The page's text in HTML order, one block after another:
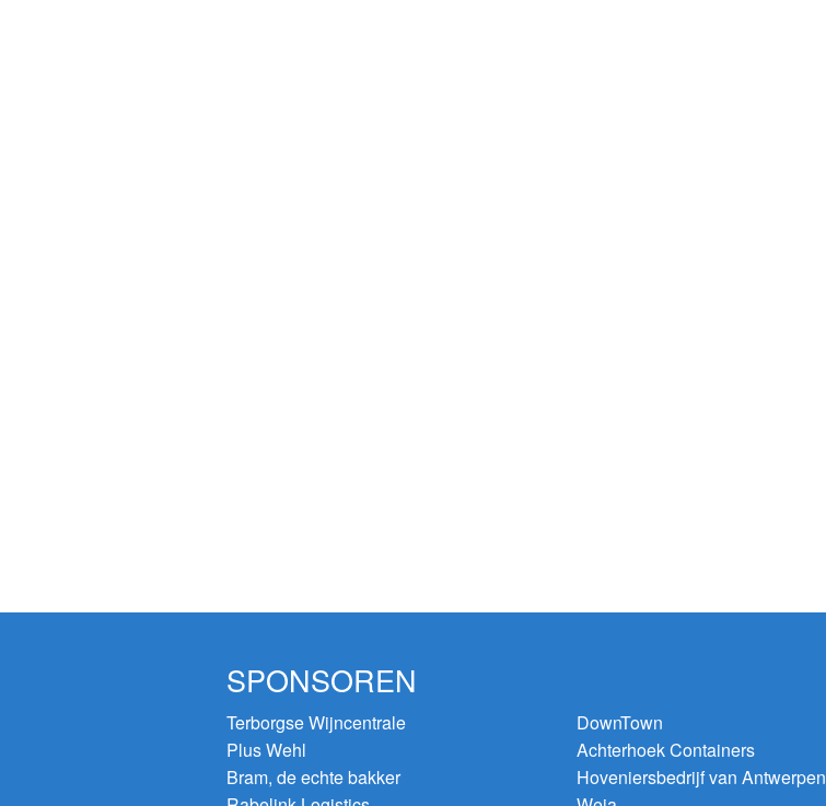
SPONSOREN
Terborgse Wijncentrale
Plus Wehl
Bram, de echte bakker
DownTown
Achterhoek Containers
Hoveniersbedrijf van Antwerpen